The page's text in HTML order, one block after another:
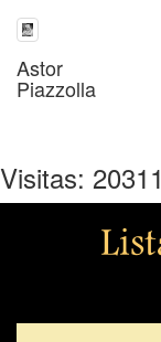
Astor
Piazzolla
Visitas: